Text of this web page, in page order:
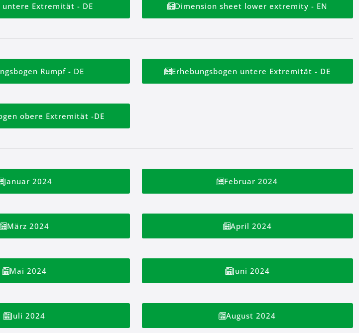
Extremität - DE Dimension sheet lower extremity - EN
Rumpf - DE Erhebungsbogen untere Extremität - DE
obere Extremität -DE
Januar 2024 Februar 2024
März 2024 April 2024
Mai 2024 Juni 2024
Juli 2024 August 2024